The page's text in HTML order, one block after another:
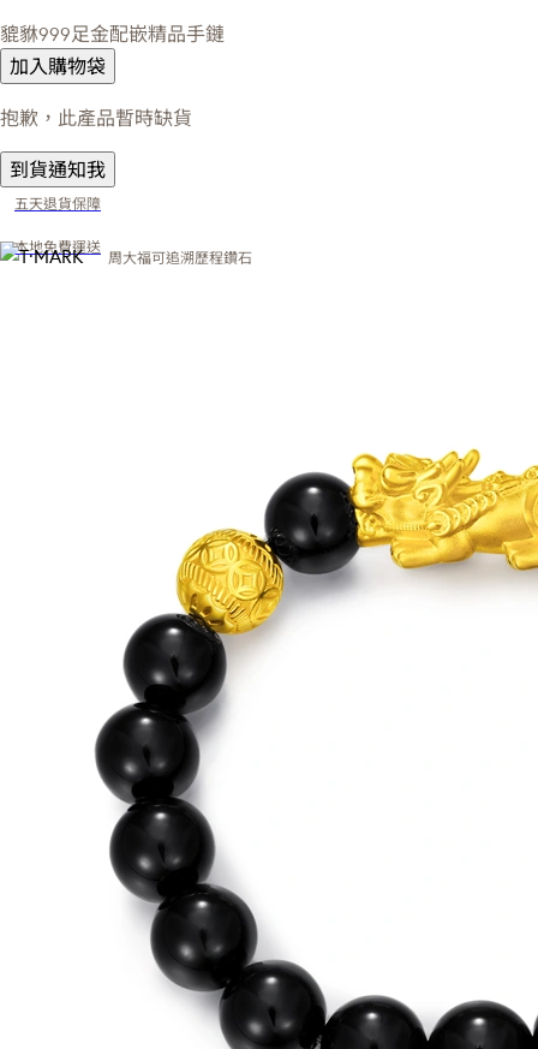
貔貅999足金配嵌精品手鏈
加入購物袋
抱歉，此產品暫時缺貨
到貨通知我
五天退貨保障
本地免費運送
周大福可追溯歷程鑽石